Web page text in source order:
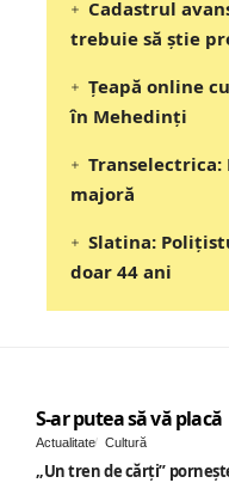
Cadastrul
trebuie să știe
Țeapă online
în Mehedinți
Transelectrica:
majoră
Slatina:
doar 44 ani
S-ar putea să vă placă
Actualitate Cultură
„Un tren de cărți”